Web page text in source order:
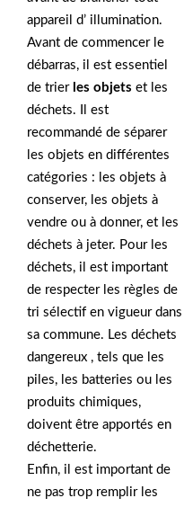
appareil d’ illumination.
Avant de commencer le
débarras, il est essentiel
de trier les objets et les
déchets. Il est
recommandé de séparer
les objets en différentes
catégories : les objets à
conserver, les objets à
vendre ou à donner, et les
déchets à jeter. Pour les
déchets, il est important
de respecter les règles de
tri sélectif en vigueur dans
sa commune. Les déchets
dangereux , tels que les
piles, les batteries ou les
produits chimiques,
doivent être apportés en
déchetterie.
Enfin, il est important de
ne pas trop remplir les